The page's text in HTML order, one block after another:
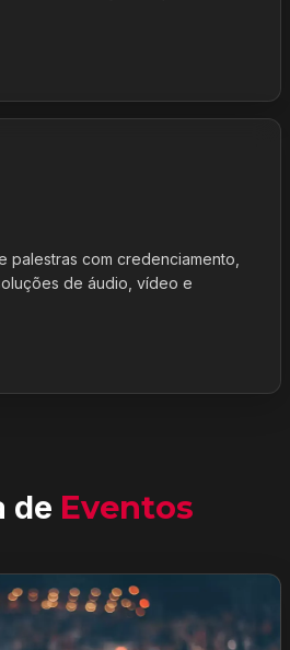
palestras com credenciamento,
de áudio, vídeo e
de Eventos